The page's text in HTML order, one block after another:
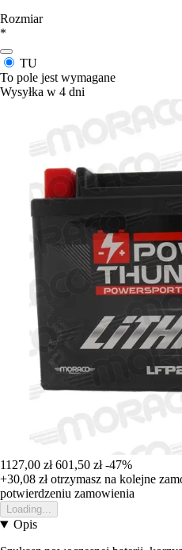
Rozmiar
*
TU
To pole jest wymagane
Wysyłka w 4 dni
1127,00 zł 601,50 zł -47%
+30,08 złotrzymasz na kolejne
potwierdzeniu zamowienia
Loading...
Opis